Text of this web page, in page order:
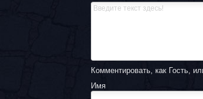
Комментировать, как Гость,
Имя